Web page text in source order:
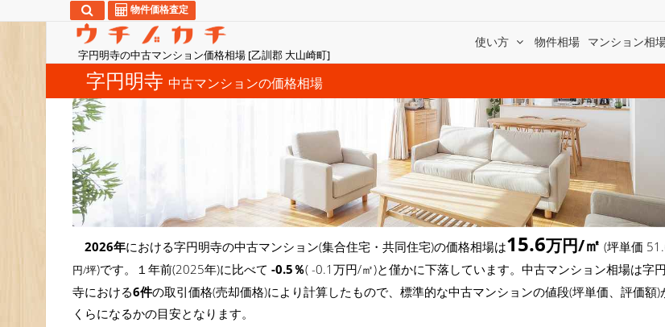
字円明寺の中古マンション価格相場 [乙訓郡 大山崎町]
使い方 物件相場 マンション相
物件価格査定
字円明寺 中古マンションの価格相場
2026年における字円明寺の中古マンション(集合住宅・共同住宅)の価格相場は15.6万円/㎡ (坪単価
円/坪)です。１年前(2025年)に比べて -0.5％( -0.1万円/㎡)と僅かに下落しています。中古マンション相場は字
寺における6件の取引価格(売却価格)により計算したもので、標準的な中古マンションの値段(坪単価、評価額)
くらになるかの目安となります。